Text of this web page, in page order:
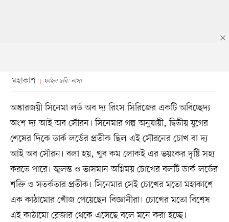
মহাকাশ ফাইল ছবি: নাসা
অস্কারজয়ী সিনেমা লর্ড অব দ্য রিংস সিরিজের একটি অবিচ্ছেদ্য
অংশ দ্য আই অব সৌরন। সিনেমার গল্প অনুযায়ী, দ্বিতীয় যুগের
শেষের দিকে ডার্ক লর্ডের প্রতীক ছিল এই সৌরনের চোখ বা দ্য
আই অব সৌরন। বলা হয়, খুব কম লোকই এর ভয়ংকর দৃষ্টি সহ্য
করতে পারে। জ্বলন্ত ও ভাসমান অগ্নিময় চোখের বলটি ডার্ক লর্ডের
শক্তি ও সতর্কতার প্রতীক। সিনেমার সেই চোখের মতো মহাকাশে
এক কাঠামোর খোঁজ পেয়েছেন বিজ্ঞানীরা। চোখের মতো বিশেষ
এই কাঠামো ব্লেজার থেকে এসেছে বলে মনে করা হচ্ছে।